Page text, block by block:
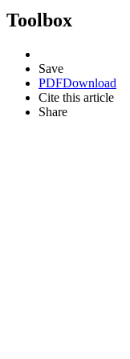
Toolbox
Save
PDFDownload
Cite this article
Share